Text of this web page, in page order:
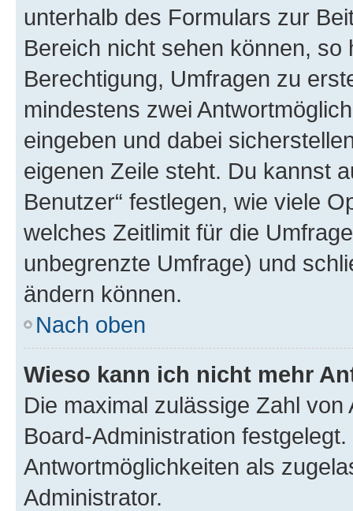
unterhalb des Formulars zur
Bereich nicht sehen können,
Berechtigung, Umfragen zu
mindestens zwei
eingeben und dabei
eigenen Zeile steht. Du kannst
Benutzer“ festlegen, wie viele
welches Zeitlimit für die
unbegrenzte Umfrage) und
ändern können.
Nach oben
Wieso kann ich nicht mehr
Die maximal zulässige Zahl
Board-Administration
Antwortmöglichkeiten als
Administrator.